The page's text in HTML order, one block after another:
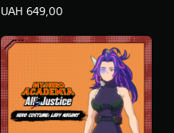
UAH 649,00